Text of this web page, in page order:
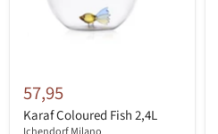
57,95
Karaf Coloured Fish 2,4L